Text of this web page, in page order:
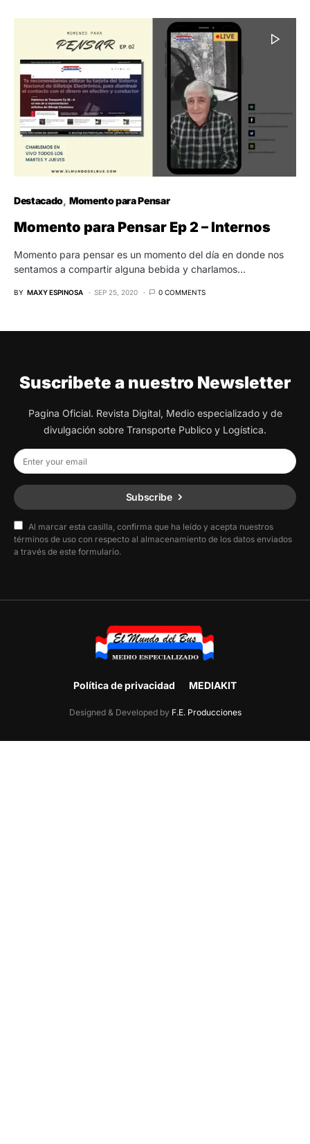
Destacado Momento para Pensar
Momento para Pensar Ep 2 – Internos
Momento para pensar es un momento del día en donde nos
sentamos a compartir alguna bebida y charlamos…
BY MAXY ESPINOSA SEP 25, 2020 0 COMMENTS
Suscribete a nuestro Newsletter
Pagina Oficial. Revista Digital, Medio especializado y de
divulgación sobre Transporte Publico y Logística.
Subscribe
Al marcar esta casilla, confirma que ha leído y acepta nuestros
términos de uso con respecto al almacenamiento de los datos enviados
a través de este formulario.
Política de privacidad MEDIAKIT
Designed & Developed by F.E. Producciones